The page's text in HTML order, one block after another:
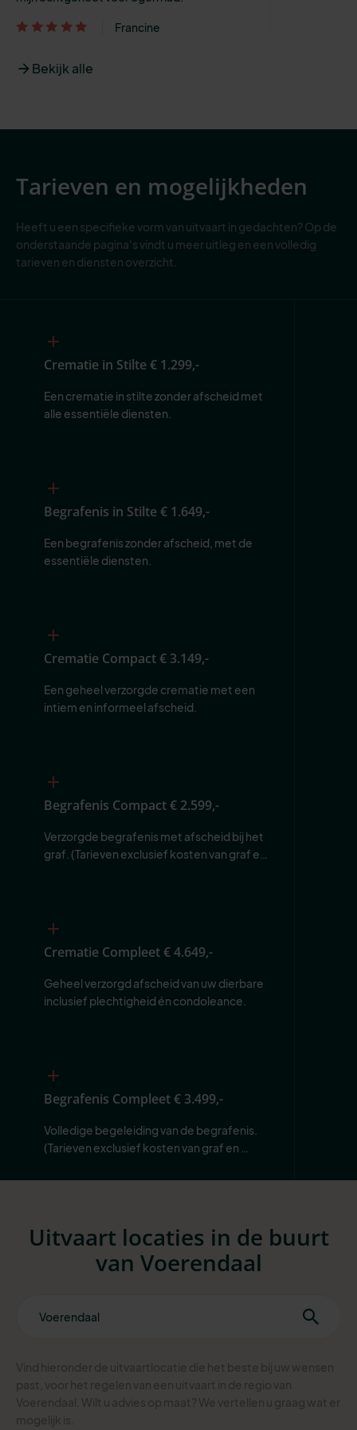
Francine
Bekijk alle
Tarieven en mogelijkheden
Heeft u een specifieke vorm van uitvaart in gedachten? Op de
onderstaande pagina's vindt u meer uitleg en een volledig
tarieven en diensten overzicht.
Crematie in Stilte€ 1.299,-
Een crematie in stilte zonder afscheid met
alle essentiële diensten.
Begrafenis in Stilte€ 1.649,-
Een begrafenis zonder afscheid, met de
essentiële diensten.
Crematie Compact€ 3.149,-
Een geheel verzorgde crematie met een
intiem en informeel afscheid.
Begrafenis Compact€ 2.599,-
Verzorgde begrafenis met afscheid bij het
graf. (Tarieven exclusief kosten van graf en
Crematie Compleet€ 4.649,-
Geheel verzorgd afscheid van uw dierbare
inclusief plechtigheid én condoleance.
Begrafenis Compleet€ 3.499,-
Volledige begeleiding van de begrafenis.
(Tarieven exclusief kosten van graf en
Uitvaart locaties in de buurt
van Voerendaal